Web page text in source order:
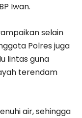
Iwan.
selain
Polres juga
lintas guna
terendam
air, sehingga